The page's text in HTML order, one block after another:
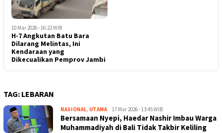
10 Mar 2026 - 16:22 WIB
H-7 Angkutan Batu Bara
Dilarang Melintas, Ini
Kendaraan yang
Dikecualikan Pemprov Jambi
TAG: LEBARAN
NASIONAL, UTAMAKejar
Kabar
17 Mar 2026 - 13:45 WIB
Bersamaan Nyepi, Haedar Nashir Imbau Warga
Muhammadiyah di Bali Tidak Takbir Keliling